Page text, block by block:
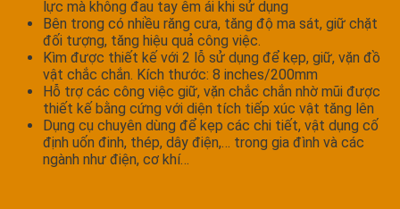
lực mà không đau tay êm ái khi sử dụng
Bên trong có nhiều răng cưa, tăng độ ma sát, giữ chặt
đối tượng, tăng hiệu quả công việc.
Kìm được thiết kế với 2 lỗ sử dụng để kẹp, giữ, vặn đồ
vật chắc chắn. Kích thước: 8 inches/200mm
Hỗ trợ các công việc giữ, vặn chắc chắn nhờ mũi được
thiết kế bằng cứng với diện tích tiếp xúc vật tăng lên
Dụng cụ chuyên dùng để kẹp các chi tiết, vật dụng cố
định uốn đinh, thép, dây điện,… trong gia đình và các
ngành như điện, cơ khí…